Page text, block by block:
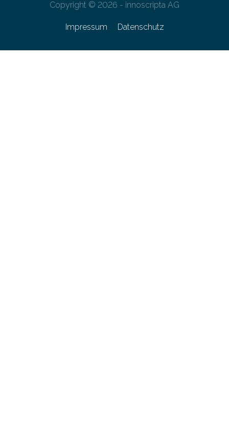
Copyright © 2026 - innoscripta AG
Impressum Datenschutz